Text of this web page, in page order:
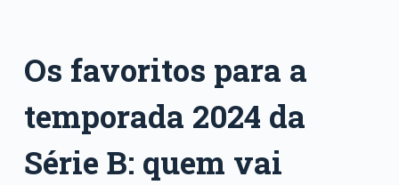
Os favoritos para a
temporada 2024 da
Série B: quem vai